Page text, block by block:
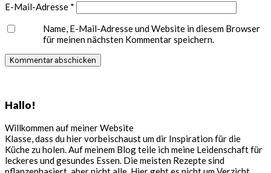
E-Mail-Adresse *
Name, E-Mail-Adresse und Website in diesem Browser
für meinen nächsten Kommentar speichern.
Hallo!
Willkommen auf meiner Website
Klasse, dass du hier vorbeischaust um dir Inspiration für die
Küche zu holen. Auf meinem Blog teile ich meine Leidenschaft für
leckeres und gesundes Essen. Die meisten Rezepte sind